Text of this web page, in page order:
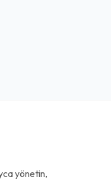
yönetin,